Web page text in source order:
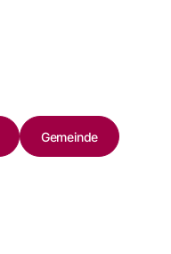
Gemeinde